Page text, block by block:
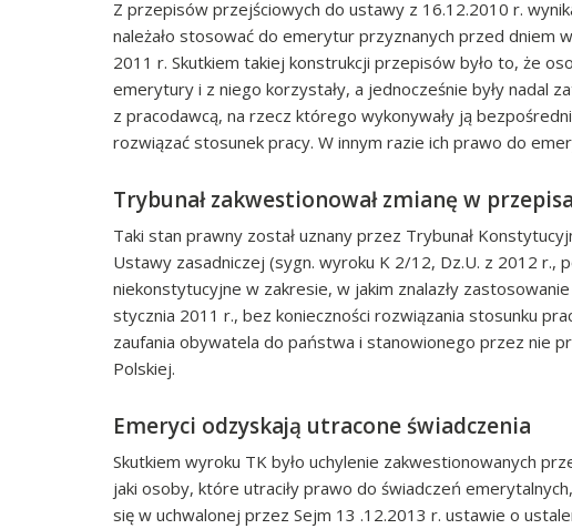
Z przepisów przejściowych do ustawy z 16.12.2010 r.
należało stosować do emerytur przyznanych przed dniem
2011 r. Skutkiem takiej konstrukcji przepisów było to, że
emerytury i z niego korzystały, a jednocześnie były nadal
z pracodawcą, na rzecz którego wykonywały ją
rozwiązać stosunek pracy. W innym razie ich prawo do
Trybunał zakwestionował zmianę w
Taki stan prawny został uznany przez Trybunał
Ustawy zasadniczej (sygn. wyroku K 2/12, Dz.U. z 2012 r.,
niekonstytucyjne w zakresie, w jakim znalazły
stycznia 2011 r., bez konieczności rozwiązania stosunku
zaufania obywatela do państwa i stanowionego przez nie
Polskiej.
Emeryci odzyskają utracone świadczenia
Skutkiem wyroku TK było uchylenie zakwestionowanych
jaki osoby, które utraciły prawo do świadczeń
się w uchwalonej przez Sejm 13 .12.2013 r. ustawie o